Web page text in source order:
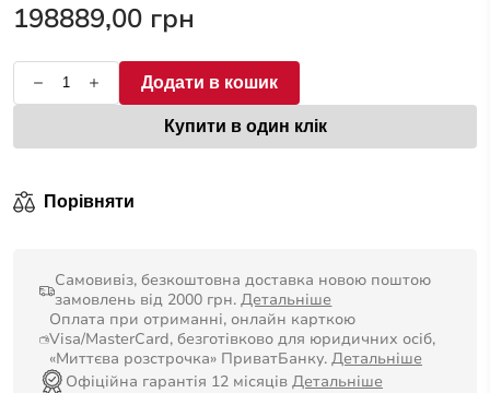
198889,00 грн
Додати в кошик
Купити в один клік
Порівняти
Самовивіз, безкоштовна доставка новою поштою
замовлень від 2000 грн.Детальніше
Оплата при отриманні, онлайн карткою
Visa/MasterCard, безготівково для юридичних осіб,
«Миттєва розстрочка» ПриватБанку. Детальніше
Офіційна гарантія 12 місяців Детальніше